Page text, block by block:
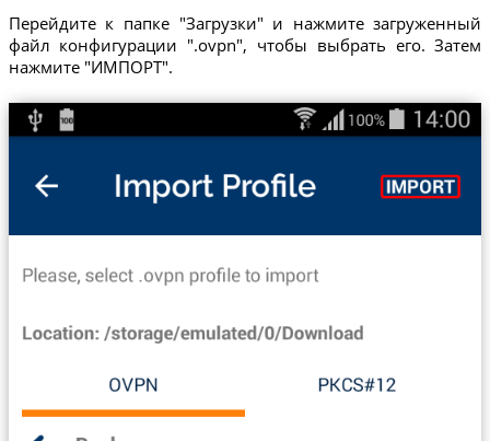
Перейдите к папке "Загрузки" и нажмите загруженный
файл конфигурации ".ovpn", чтобы выбрать его. Затем
нажмите "ИМПОРТ".